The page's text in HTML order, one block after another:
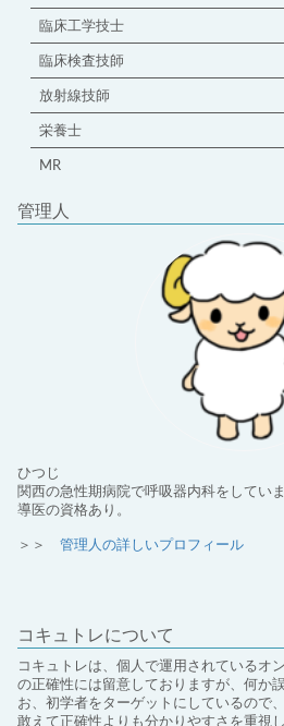
臨床工学技士
臨床検査技師
放射線技師
栄養士
MR
管理人
ひつじ
関西の急性期病院で呼吸器内科をしてい
導医の資格あり。
＞＞ 管理人の詳しいプロフィール
コキュトレについて
コキュトレは、個人で運用されているオ
の正確性には留意しておりますが、何か
お、初学者をターゲットにしているので
敢えて正確性よりも分かりやすさを重視